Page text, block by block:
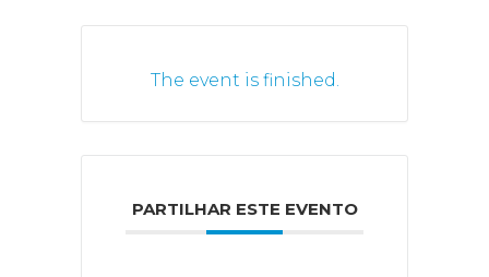
The event is finished.
PARTILHAR ESTE EVENTO